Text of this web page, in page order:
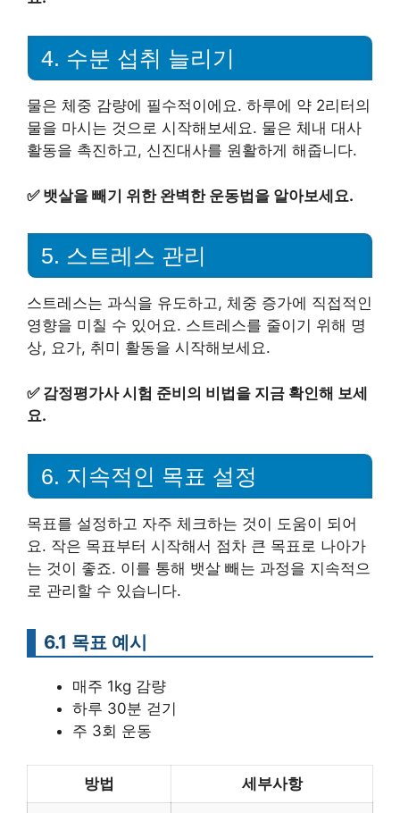
4. 수분 섭취 늘리기
물은 체중 감량에 필수적이에요. 하루에 약 2리터의
물을 마시는 것으로 시작해보세요. 물은 체내 대사
활동을 촉진하고, 신진대사를 원활하게 해줍니다.
✅ 뱃살을 빼기 위한 완벽한 운동법을 알아보세요.
5. 스트레스 관리
스트레스는 과식을 유도하고, 체중 증가에 직접적인
영향을 미칠 수 있어요. 스트레스를 줄이기 위해 명
상, 요가, 취미 활동을 시작해보세요.
✅ 감정평가사 시험 준비의 비법을 지금 확인해 보세
요.
6. 지속적인 목표 설정
목표를 설정하고 자주 체크하는 것이 도움이 되어
요. 작은 목표부터 시작해서 점차 큰 목표로 나아가
는 것이 좋죠. 이를 통해 뱃살 빼는 과정을 지속적으
로 관리할 수 있습니다.
6.1 목표 예시
매주 1kg 감량
하루 30분 걷기
주 3회 운동
방법 세부사항